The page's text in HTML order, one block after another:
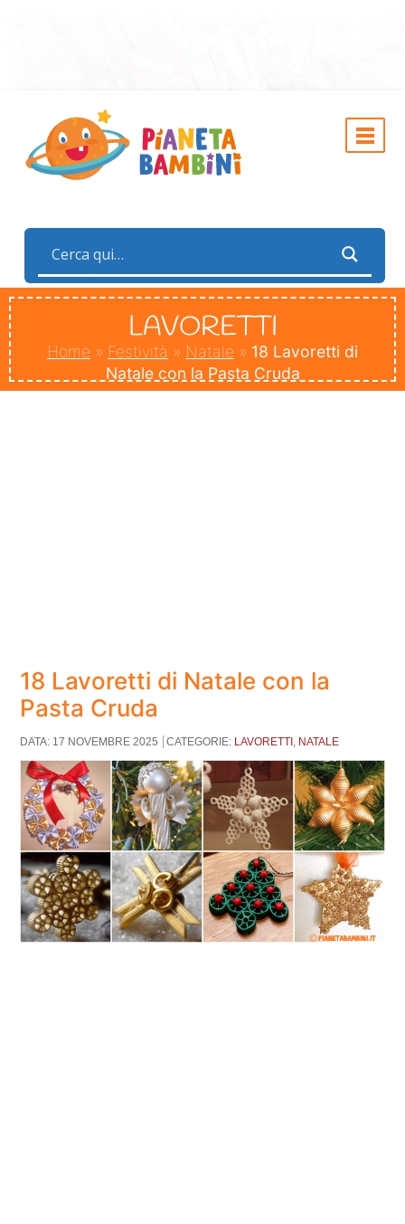
LAVORETTI
Home » Festività » Natale » 18 Lavoretti di
Natale con la Pasta Cruda
18 Lavoretti di Natale con la
Pasta Cruda
DATA: 17 NOVEMBRE 2025 CATEGORIE: LAVORETTI , NATALE